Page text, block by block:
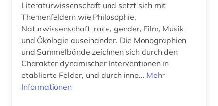
Literaturwissenschaft und setzt sich mit
Themenfeldern wie Philosophie,
Naturwissenschaft, race, gender, Film, Musik
und Ökologie auseinander. Die Monographien
und Sammelbände zeichnen sich durch den
Charakter dynamischer Interventionen in
etablierte Felder, und durch inno... Mehr
Informationen